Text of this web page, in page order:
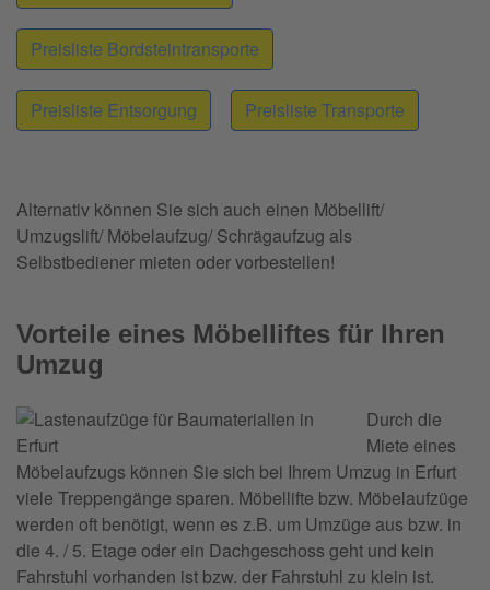
Preisliste Bordsteintransporte
Preisliste Entsorgung Preisliste Transporte
Alternativ können Sie sich auch einen Möbellift/
Umzugslift/ Möbelaufzug/ Schrägaufzug als
Selbstbediener mieten oder vorbestellen!
Vorteile eines Möbelliftes für Ihren
Umzug
Durch die
Miete eines
Möbelaufzugs können Sie sich bei Ihrem Umzug in Erfurt
viele Treppengänge sparen. Möbellifte bzw. Möbelaufzüge
werden oft benötigt, wenn es z.B. um Umzüge aus bzw. in
die 4. / 5. Etage oder ein Dachgeschoss geht und kein
Fahrstuhl vorhanden ist bzw. der Fahrstuhl zu klein ist.